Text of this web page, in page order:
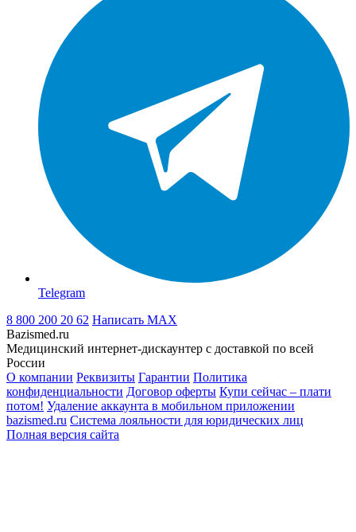
Telegram
8 800 200 20 62 Написать MAX
Bazismed.ru
Медицинский интернет-дискаунтер с доставкой по всей
России
О компании Реквизиты Гарантии Политика
конфиденциальности Договор оферты Купи сейчас – плати
потом! Удаление аккаунта в мобильном приложении
bazismed.ru Система лояльности для юридических лиц
Полная версия сайта